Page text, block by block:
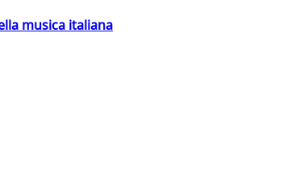
musica italiana